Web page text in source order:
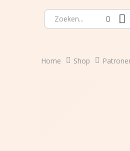
Home Shop